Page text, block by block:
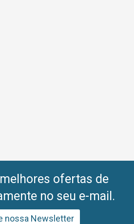
ofertas de
no seu e-mail.
nossa Newsletter